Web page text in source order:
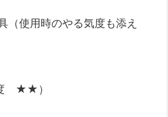
（使用時のやる気度も添え
★★）